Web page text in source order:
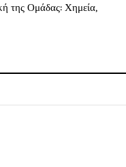
της Ομάδας: Χημεία,